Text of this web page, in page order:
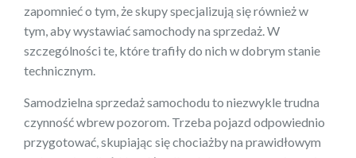
zapomnieć o tym, że skupy specjalizują się również w
tym, aby wystawiać samochody na sprzedaż. W
szczególności te, które trafiły do nich w dobrym stanie
technicznym.
Samodzielna sprzedaż samochodu to niezwykle trudna
czynność wbrew pozorom. Trzeba pojazd odpowiednio
przygotować, skupiając się chociażby na prawidłowym